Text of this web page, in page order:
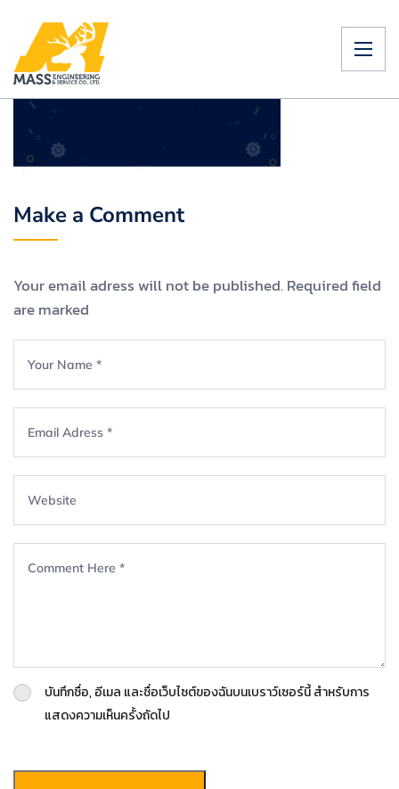
Make a Comment
Your email adress will not be published. Required field
are marked
บันทึกชื่อ, อีเมล และชื่อเว็บไซต์ของฉันบนเบราว์เซอร์นี้ สำหรับการ
แสดงความเห็นครั้งถัดไป